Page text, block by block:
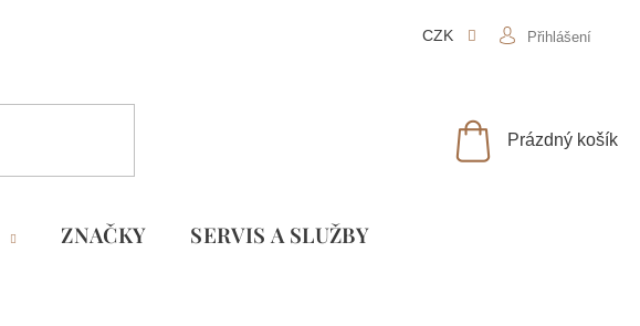
CZK Přihlášení
NÁKUPNÍ
Prázdný košík
ZNAČKY SLUŽBY